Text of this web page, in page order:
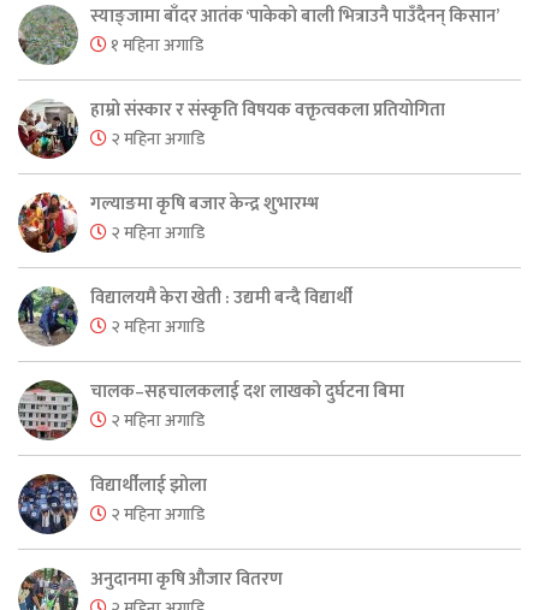
स्याङ्जामा बाँदर आतंक ‘पाकेको बाली भित्राउनै पाउँदैनन् किसान’
१ महिना अगाडि
हाम्रो संस्कार र संस्कृति विषयक वक्तृत्वकला प्रतियोगिता
२ महिना अगाडि
गल्याङमा कृषि बजार केन्द्र शुभारम्भ
२ महिना अगाडि
विद्यालयमै केरा खेती : उद्यमी बन्दै विद्यार्थी
२ महिना अगाडि
चालक–सहचालकलाई दश लाखको दुर्घटना बिमा
२ महिना अगाडि
विद्यार्थीलाई झोला
२ महिना अगाडि
अनुदानमा कृषि औजार वितरण